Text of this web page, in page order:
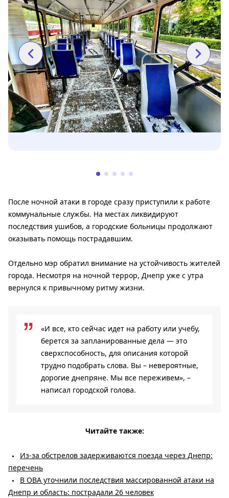
После ночной атаки в городе сразу приступили к работе
коммунальные службы. На местах ликвидируют
последствия ушибов, а городские больницы продолжают
оказывать помощь пострадавшим.
Отдельно мэр обратил внимание на устойчивость жителей
города. Несмотря на ночной террор, Днепр уже с утра
вернулся к привычному ритму жизни.
«И все, кто сейчас идет на работу или учебу,
берется за запланированные дела — это
сверхспособность, для описания которой
трудно подобрать слова. Вы – невероятные,
дорогие днепряне. Мы все переживем», –
написал городской голова.
Читайте также:
Из-за обстрелов задерживаются поезда через Днепр:
перечень
В ОВА уточнили последствия массированной атаки на
Днепр и область: пострадали 26 человек